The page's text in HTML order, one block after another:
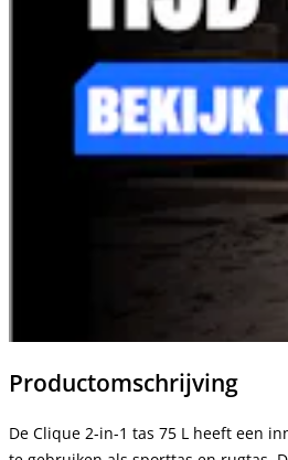
Productomschrijving
De Clique 2-in-1 tas 75 L heeft een